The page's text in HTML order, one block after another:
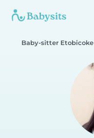
Baby-sitter Etobicoke